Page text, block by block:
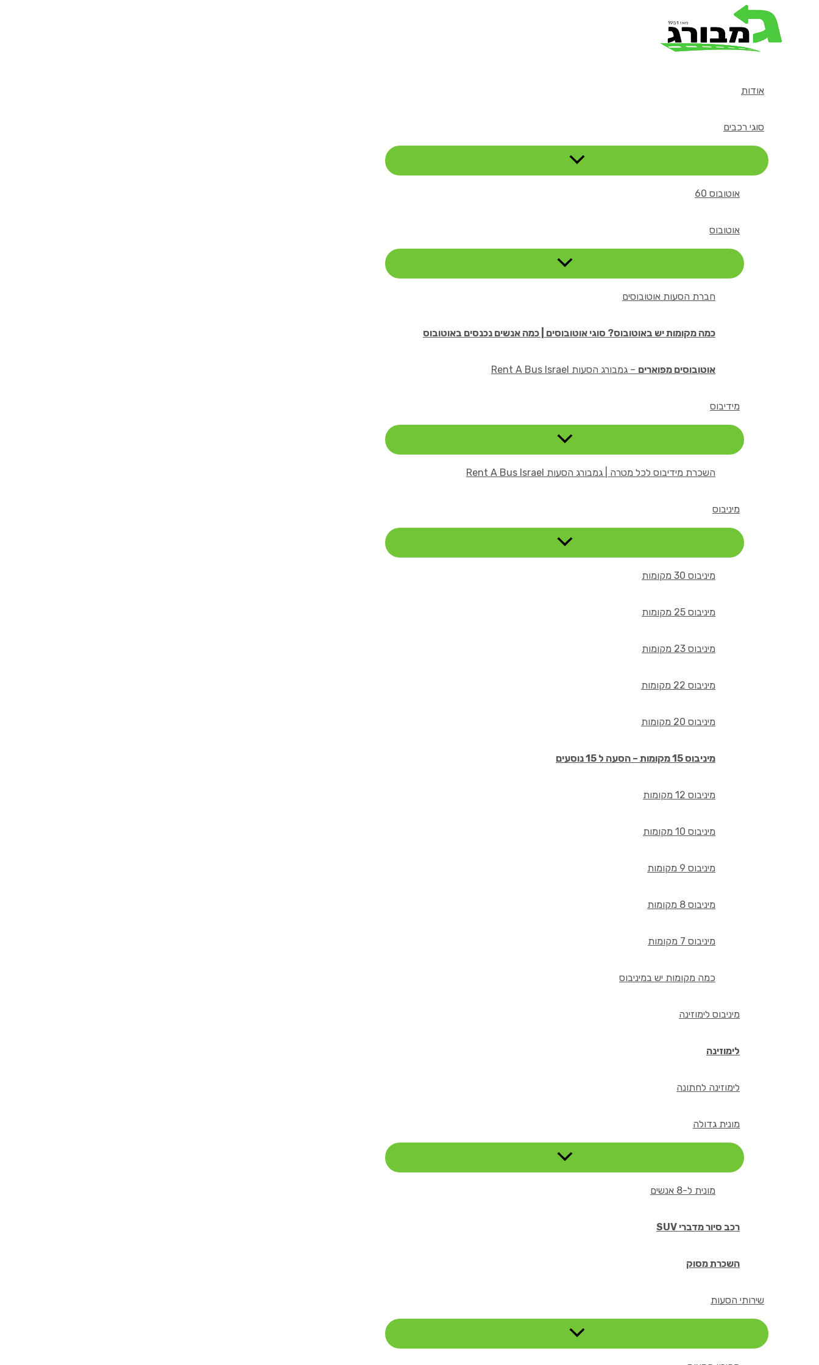
אודות
סוגי רכבים
אוטובוס 60
אוטובוס
חברת הסעות אוטובוסים
כמה מקומות יש באוטובוס? סוגי אוטובוסים | כמה אנשים נכנסים באוטובוס
אוטובוסים מפוארים – גמבורג הסעות Rent A Bus Israel
מידיבוס
השכרת מידיבוס לכל מטרה | גמבורג הסעות Rent A Bus Israel
מיניבוס
מיניבוס 30 מקומות
מיניבוס 25 מקומות
מיניבוס 23 מקומות
מיניבוס 22 מקומות
מיניבוס 20 מקומות
מיניבוס 15 מקומות – הסעה ל 15 נוסעים
מיניבוס 12 מקומות
מיניבוס 10 מקומות
מיניבוס 9 מקומות
מיניבוס 8 מקומות
מיניבוס 7 מקומות
כמה מקומות יש במיניבוס
מיניבוס לימוזינה
לימוזינה
לימוזינה לחתונה
מונית גדולה
מונית ל-8 אנשים
רכב סיור מדברי SUV
השכרת מסוק
שירותי הסעות